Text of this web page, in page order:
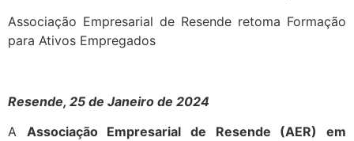
Associação Empresarial de Resende retoma Formação
para Ativos Empregados
Resende, 25 de Janeiro de 2024
A Associação Empresarial de Resende (AER) em